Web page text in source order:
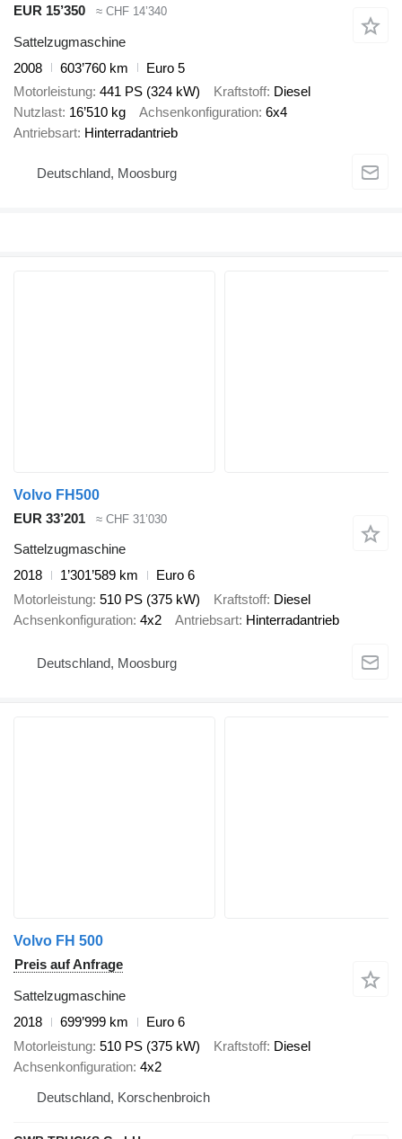
EUR 15’350
≈ CHF 14’340
Sattelzugmaschine
2008
603’760 km
Euro 5
Motorleistung 441 PS (324 kW) Kraftstoff Diesel
Nutzlast 16’510 kg Achsenkonfiguration 6x4
Antriebsart Hinterradantrieb
Deutschland, Moosburg
Volvo FH500
EUR 33’201
≈ CHF 31’030
Sattelzugmaschine
2018
1’301’589 km
Euro 6
Motorleistung 510 PS (375 kW) Kraftstoff Diesel
Achsenkonfiguration 4x2 Antriebsart Hinterradantrieb
Deutschland, Moosburg
Volvo FH 500
Preis auf Anfrage
Sattelzugmaschine
2018
699’999 km
Euro 6
Motorleistung 510 PS (375 kW) Kraftstoff Diesel
Achsenkonfiguration 4x2
Deutschland, Korschenbroich